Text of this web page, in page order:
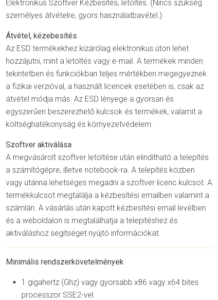
Elektronikus Szoftver Kézbesítés, letöltés. (Nincs szükség
személyes átvételre, gyors használatbavétel.)
Átvétel, kézebesítés
Az ESD termékekhez kizárólag elektronikus úton lehet
hozzájutni, mint a letöltés vagy e-mail. A termékek minden
tekintetben és funkciókban teljes mértékben megegyeznek
a fizikai verzióval, a használt licencek esetében is, csak az
átvétel módja más. Az ESD lényege a gyorsan és
egyszerűen beszerezhető kulcsok és termékek, valamit a
költséghatékonyság és környezetvédelem.
Szoftver aktiválása
A megvásárolt szoftver letöltése után elindítható a telepítés
a számítógépre, illetve notebook-ra. A telepítés közben
vagy utánna lehetséges megadni a szoftver licenc kulcsot. A
termékkulcsot megtalálja a kézbesítési emailben valamint a
számlán. A vásárlás után kapott kézbesítési email levélben
és a weboldalon is megtalálhatja a telepítéshez és
aktiváláshoz segítséget nyújtó információkat.
Minimális rendszerkövetelmények
1 gigahertz (Ghz) vagy gyorsabb x86 vagy x64 bites
processzor SSE2-vel